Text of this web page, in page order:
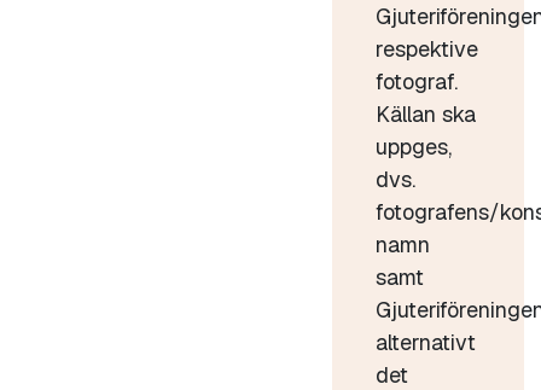
respektive
fotograf.
Källan ska
uppges,
dvs.
fotografens/
namn
samt
alternativt
det